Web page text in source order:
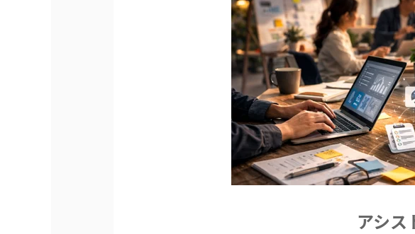
アシス